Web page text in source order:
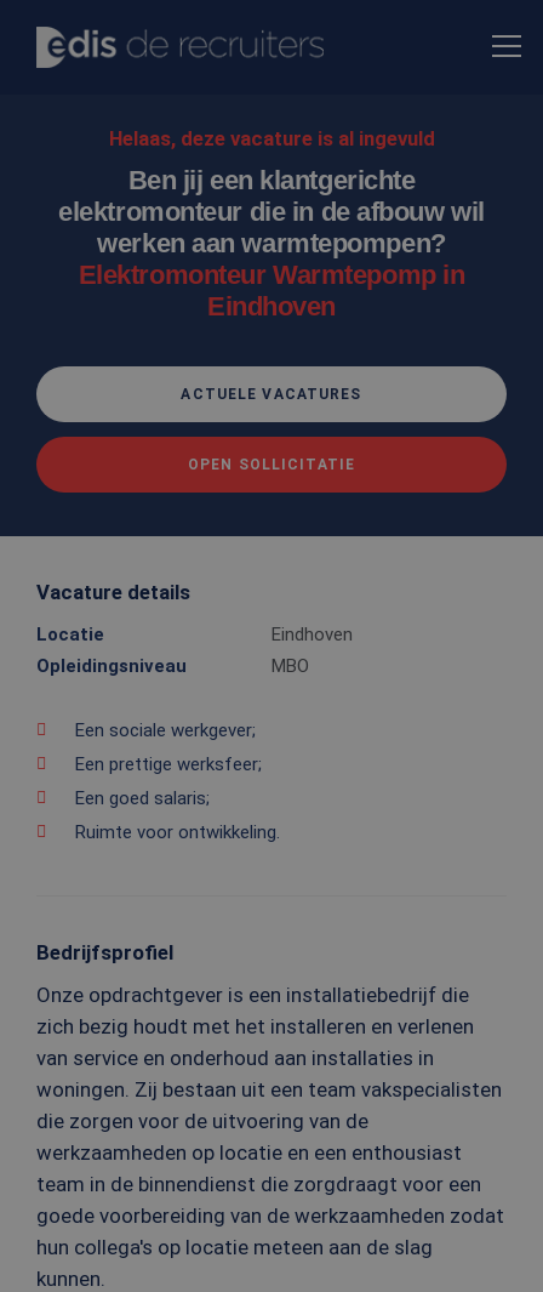
Helaas, deze vacature is al ingevuld
Ben jij een klantgerichte
elektromonteur die in de afbouw wil
werken aan warmtepompen?
Elektromonteur Warmtepomp in
Eindhoven
ACTUELE VACATURES
OPEN SOLLICITATIE
Vacature details
Locatie
Eindhoven
Opleidingsniveau
MBO
Een sociale werkgever;
Een prettige werksfeer;
Een goed salaris;
Ruimte voor ontwikkeling.
Bedrijfsprofiel
Onze opdrachtgever is een installatiebedrijf die
zich bezig houdt met het installeren en verlenen
van service en onderhoud aan installaties in
woningen. Zij bestaan uit een team vakspecialisten
die zorgen voor de uitvoering van de
werkzaamheden op locatie en een enthousiast
team in de binnendienst die zorgdraagt voor een
goede voorbereiding van de werkzaamheden zodat
hun collega's op locatie meteen aan de slag
kunnen.